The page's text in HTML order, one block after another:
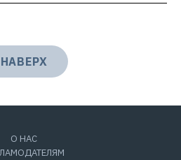
НАВЕРХ
О НАС